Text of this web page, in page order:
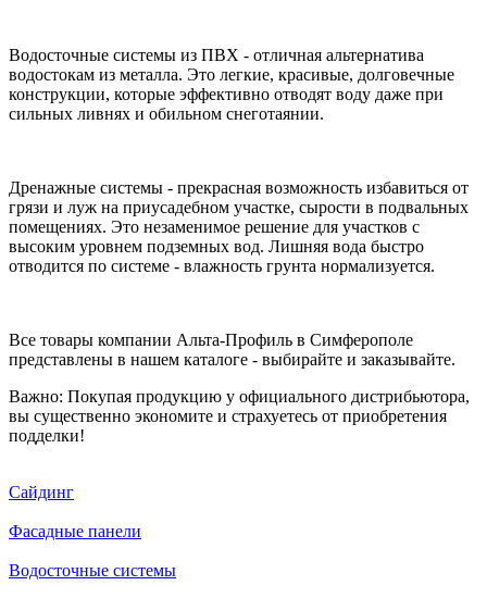
Водосточные системы из ПВХ - отличная альтернатива
водостокам из металла. Это легкие, красивые, долговечные
конструкции, которые эффективно отводят воду даже при
сильных ливнях и обильном снеготаянии.
Дренажные системы - прекрасная возможность избавиться от
грязи и луж на приусадебном участке, сырости в подвальных
помещениях. Это незаменимое решение для участков с
высоким уровнем подземных вод. Лишняя вода быстро
отводится по системе - влажность грунта нормализуется.
Все товары компании Альта-Профиль в Симферополе
представлены в нашем каталоге - выбирайте и заказывайте.
Важно: Покупая продукцию у официального дистрибьютора,
вы существенно экономите и страхуетесь от приобретения
подделки!
Сайдинг
Фасадные панели
Водосточные системы